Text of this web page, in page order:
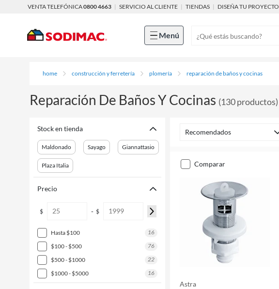
VENTA TELEFÓNICA0800 4663 | SERVICIO AL CLIENTE | TIENDAS | DISEÑA TU PROYECTO
Menú
home construcción y ferretería plomería reparación de baños y cocinas
Reparación De Baños Y Cocinas (130productos)
Stock en tienda
Maldonado Sayago Giannattasio
Plaza Italia
Precio
$ - $
hasta $100
16
$100 - $500
76
$500 - $1000
22
$1000 - $5000
16
Recomendados
comparar
Astra